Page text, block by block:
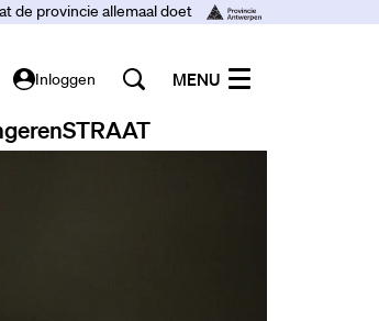
de provincie allemaal doet
Inloggen
STRAAT
MENU